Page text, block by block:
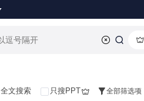
全文搜索 只搜PPT 全部筛选项